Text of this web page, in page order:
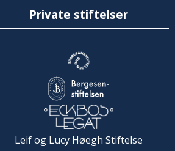
Private stiftelser
Leif og Lucy Høegh Stiftelse